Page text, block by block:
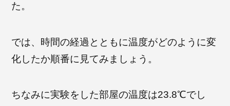
た。
では、時間の経過とともに温度がどのように変
化したか順番に見てみましょう。
ちなみに実験をした部屋の温度は23.8℃でし